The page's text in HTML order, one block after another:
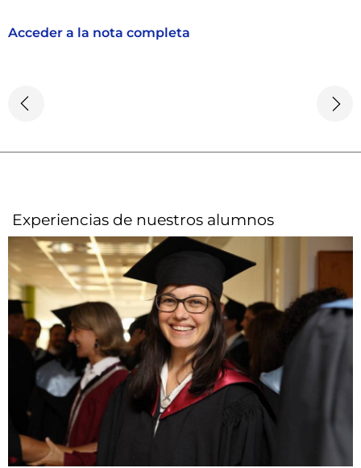
Acceder a la nota completa
Experiencias de nuestros alumnos​